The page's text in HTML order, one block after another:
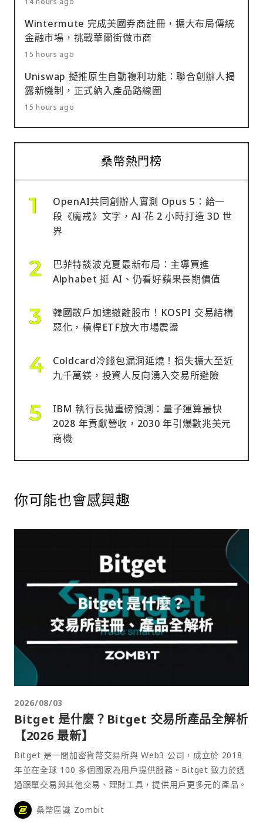
Wintermute 完成美國券商註冊，擴大布局傳統
金融市場，挑戰華爾街做市商
15 hours ago
Uniswap 擬推原生自動複利功能：聯合創辦人揭
露新機制，正式納入產品路線圖
15 hours ago
桑幣熱門榜
OpenAI共同創辦人實測 Opus 5：給一
段《魔戒》文字，AI 花 2 小時打造 3D 世
界
巴菲特談波克夏最新布局：主導買進
Alphabet 挺 AI、仍看好蘋果長期價值
韓國散戶加速撤離股市！KOSPI 交易結構
惡化，槓桿ETF放大市場震盪
Coldcard冷錢包漏洞延燒！損失擴大至近
九千萬鎂，投資人反向湧入交易所避險
IBM 執行長拋重磅預測：量子運算最快
2028 年貢獻營收，2030 年引爆數兆美元
商機
你可能也會感興趣
2026/08/03
Bitget 是什麼？Bitget 交易所產品全解析
【2026 最新】
Bitget 是一間加密貨幣交易所與 Web3 公司，成立於 2018
年並在全球 100 多個國家為用戶提供服務。Bitget 致力於透
過跟單交易與其他交易、理財工具，提供用戶更多元的產品。
桑幣區識 Zombit